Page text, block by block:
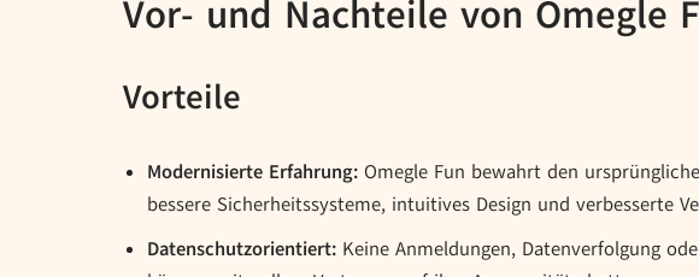
Vor- und Nachteile von Omegle
Vorteile
Modernisierte Erfahrung: Omegle Fun bewahrt den
bessere Sicherheitssysteme, intuitives Design und verbesserte
Datenschutzorientiert: Keine Anmeldungen, Datenverfolgung